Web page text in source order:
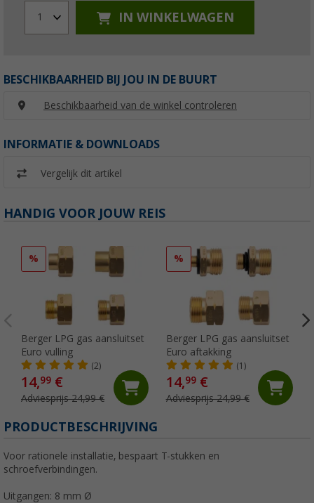
1 IN WINKELWAGEN
BESCHIKBAARHEID BIJ JOU IN DE BUURT
Beschikbaarheid van de winkel controleren
INFORMATIE & DOWNLOADS
Vergelijk dit artikel
HANDIG VOOR JOUW REIS
%
Berger LPG gas aansluitset
Euro vulling
(2)
14,99 €
Adviesprijs 24,99 €
%
Berger LPG gas aansluitset
Euro aftakking
(1)
14,99€
Adviesprijs 24,99 €
PRODUCTBESCHRIJVING
Voor rationele installatie, bespaart T-stukken en
schroefverbindingen.
Uitgangen: 8 mm Ø